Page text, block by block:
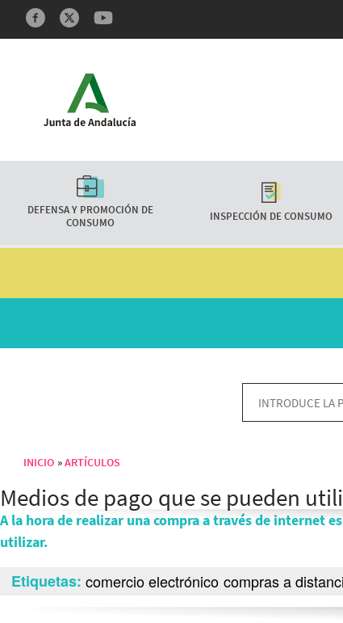
Redes sociales y Feeds
Características
DEFENSA Y PROMOCIÓN DE
CONSUMO
INSPECCIÓN DE CONSUMO
Sobrescribir enlaces de ayuda a la navegación
INICIO ARTÍCULOS
Medios de pago que se pueden
A la hora de realizar una compra a través de internet
utilizar.
Etiquetas comercio electrónico compras a